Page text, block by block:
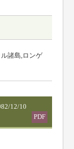
諸島,ロンゲ
12/10
PDF